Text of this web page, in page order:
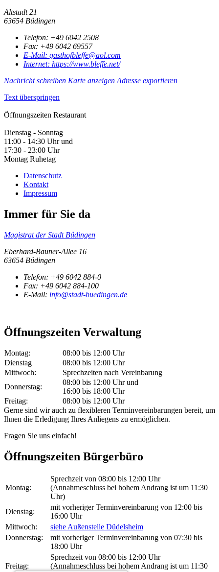
Altstadt 21
63654 Büdingen
Telefon: +49 6042 2508
Fax: +49 6042 69557
E-Mail: gasthofbleffe@aol.com
Internet: https://www.bleffe.net/
Nachricht schreiben Karte anzeigen Adresse exportieren
Text überspringen
Öffnungszeiten Restaurant
Dienstag - Sonntag
11:00 - 14:30 Uhr und
17:30 - 23:00 Uhr
Montag Ruhetag
Datenschutz
Kontakt
Impressum
Immer für Sie da
Magistrat der Stadt Büdingen
Eberhard-Bauner-Allee 16
63654 Büdingen
Telefon: +49 6042 884-0
Fax: +49 6042 884-100
E-Mail: info@stadt-buedingen.de
Öffnungszeiten Verwaltung
Montag:
08:00 bis 12:00 Uhr
Dienstag
08:00 bis 12:00 Uhr
Mittwoch:
Sprechzeiten nach Vereinbarung
Donnerstag:
08:00 bis 12:00 Uhr und
16:00 bis 18:00 Uhr
Freitag:
08:00 bis 12:00 Uhr
Gerne sind wir auch zu flexibleren Terminvereinbarungen bereit, um
Ihnen die Erledigung Ihres Anliegens zu ermöglichen.
Fragen Sie uns einfach!
Öffnungszeiten Bürgerbüro
Montag:
Sprechzeit von 08:00 bis 12:00 Uhr
(Annahmeschluss bei hohem Andrang ist um 11:30
Uhr)
Dienstag:
mit vorheriger Terminvereinbarung von 12:00 bis
16:00 Uhr
Mittwoch:
siehe Außenstelle Düdelsheim
Donnerstag:
mit vorheriger Terminvereinbarung von 07:30 bis
18:00 Uhr
Freitag:
Sprechzeit von 08:00 bis 12:00 Uhr
(Annahmeschluss bei hohem Andrang ist um 11:30